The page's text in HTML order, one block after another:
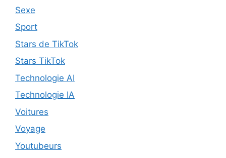
Sexe
Sport
Stars de TikTok
Stars TikTok
Technologie AI
Technologie IA
Voitures
Voyage
Youtubeurs